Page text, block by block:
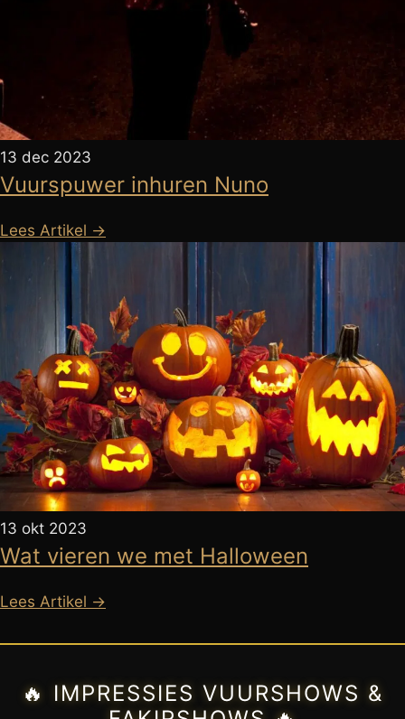
13 dec 2023
Vuurspuwer inhuren Nuno
Lees Artikel →
13 okt 2023
Wat vieren we met Halloween
Lees Artikel →
🔥 IMPRESSIES VUURSHOWS &